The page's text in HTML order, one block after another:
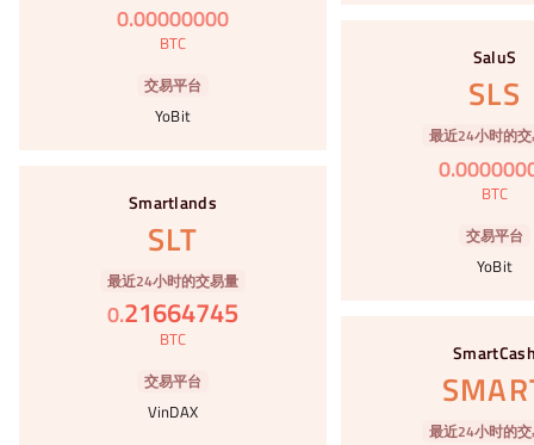
0.00000000
BTC
交易平台
YoBit
SaluS
SLS
最近24小时的
0.
BTC
交易平台
YoBit
Smartlands
SLT
最近24小时的交易量
0.21664745
BTC
交易平台
VinDAX
最近24小时的